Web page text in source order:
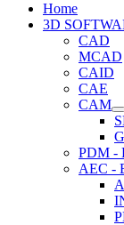
Home
3D
CAD
MCAD
CAID
CAE
CAM
PDM -
AEC -